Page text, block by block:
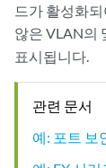
드가 활성화
않은 VLAN의
표시됩니다.
관련 문서
예: 포트 보